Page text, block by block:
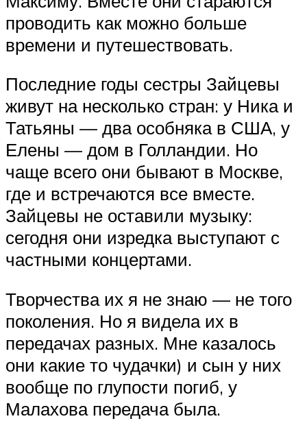
проводить как можно больше
времени и путешествовать.
Последние годы сестры Зайцевы
живут на несколько стран: у Ника и
Татьяны — два особняка в США, у
Елены — дом в Голландии. Но
чаще всего они бывают в Москве,
где и встречаются все вместе.
Зайцевы не оставили музыку:
сегодня они изредка выступают с
частными концертами.
Творчества их я не знаю — не того
поколения. Но я видела их в
передачах разных. Мне казалось
они какие то чудачки) и сын у них
вообще по глупости погиб, у
Малахова передача была.